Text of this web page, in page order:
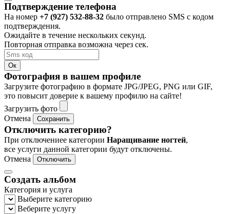
Подтверждение телефона
На номер +7 (927) 532-88-32 было отправлено SMS с кодом
подтверждения.
Ожидайте в течение нескольких секунд.
Повторная отправка возможна через сек.
Ок
Фотография в вашем профиле
Загрузите фотографию в формате JPG/JPEG, PNG или GIF,
это повысит доверие к вашему профилю на сайте!
Загрузить фото
Отмена
Сохранить
Отключить категорию?
При отключениее категории Наращивание ногтей,
все услуги данной категории будут отключены.
Отмена
Отключить
Создать альбом
Категория и услуга
Выберите категорию
Веберите услугу